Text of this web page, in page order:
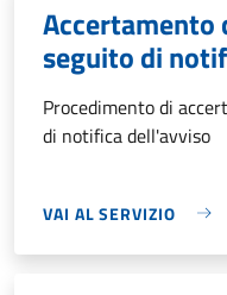
Accertamento
seguito di
Procedimento di
di notifica dell'avviso
VAI AL SERVIZIO